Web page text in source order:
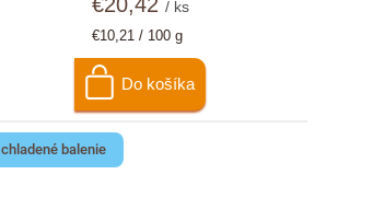
/ ks
Jednotková
€10,21 / 100 g
Do košíka
chladené balenie